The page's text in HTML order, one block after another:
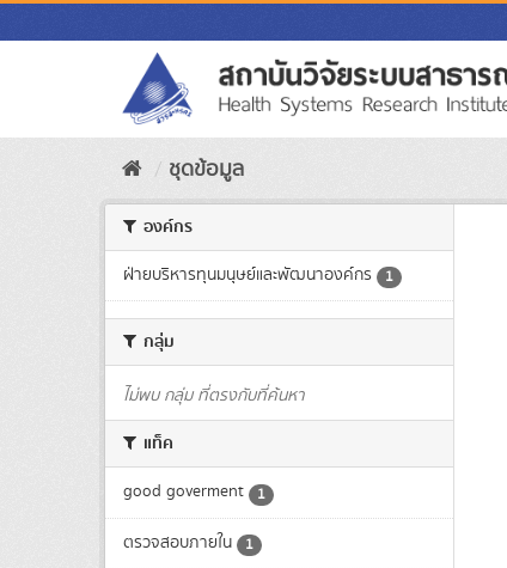
Skip
to
ชุดข้อมูล
องค์กร
ฝ่ายบริหารทุนมนุษย์และพัฒนาองค์กร 1
กลุ่ม
ไม่พบ กลุ่ม ที่ตรงกับที่ค้นหา
แท็ค
good goverment 1
ตรวจสอบภายใน 1